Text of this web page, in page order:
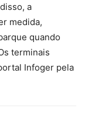
a
medida,
quando
terminais
Infoger pela